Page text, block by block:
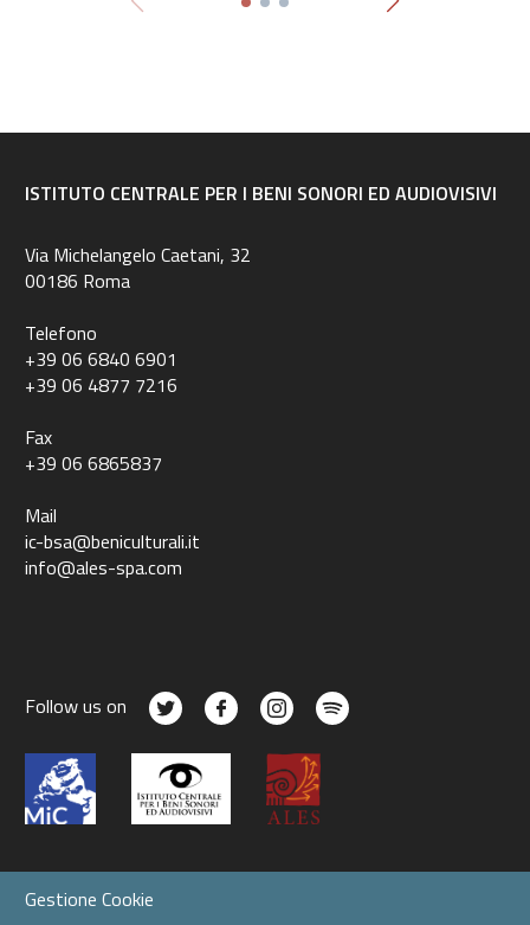
ISTITUTO CENTRALE PER I BENI SONORI ED AUDIOVISIVI
Via Michelangelo Caetani, 32
00186 Roma
Telefono
+39 06 6840 6901
+39 06 4877 7216
Fax
+39 06 6865837
Mail
ic-bsa@beniculturali.it
info@ales-spa.com
Follow us on
Gestione Cookie